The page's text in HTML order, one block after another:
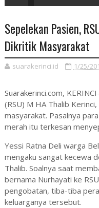
Sepelekan Pasien,
Dikritik Masyarakat
suarakerinci.id 1/25/
Suarakerinci.com,
(RSU) M HA Thalib
masyarakat. Pasalnya
merah itu terkesan
Yessi Ratna Deli warga
mengaku sangat kecewa
Thalib. Soalnya saat
bernama Nurhayati ke
pengobatan, tiba-tiba
keluarganya tersebut.